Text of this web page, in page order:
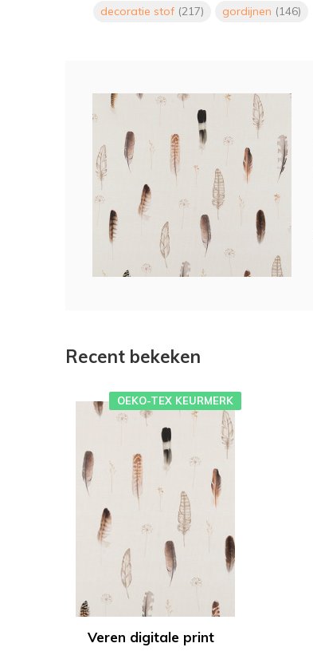
decoratie stof (217) gordijnen (146)
Recent bekeken
Veren digitale print
OEKO-TEX KEURMERK